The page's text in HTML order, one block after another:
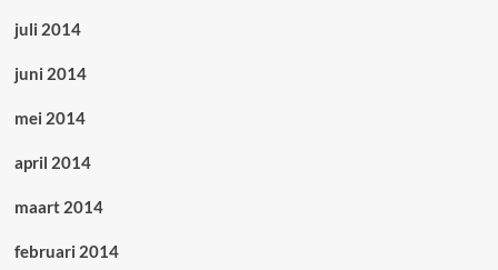
juli 2014
juni 2014
mei 2014
april 2014
maart 2014
februari 2014